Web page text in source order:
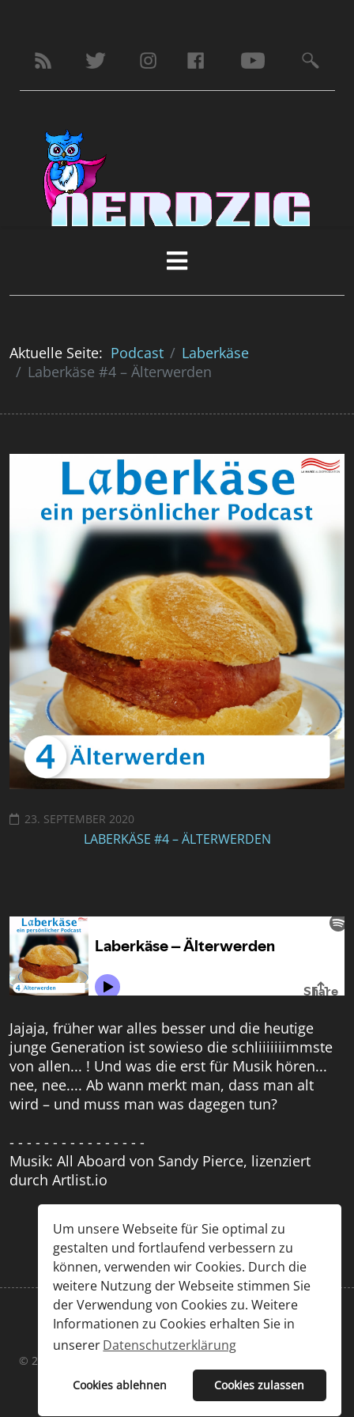
Um unsere Webseite für Sie optimal zu
gestalten und fortlaufend verbessern zu
können, verwenden wir Cookies. Durch die
weitere Nutzung der Webseite stimmen Sie
der Verwendung von Cookies zu. Weitere
Informationen zu Cookies erhalten Sie in
unsererDatenschutzerklärung
Cookies ablehnen Cookies zulassen
Aktuelle Seite: Podcast
Laberkäse
Laberkäse #4 – Älterwerden
23. SEPTEMBER 2020
LABERKÄSE #4 – ÄLTERWERDEN
Jajaja, früher war alles besser und die heutige
junge Generation ist sowieso die schliiiiiiimmste
von allen... ! Und was die erst für Musik hören...
nee, nee.... Ab wann merkt man, dass man alt
wird – und muss man was dagegen tun?
- - - - - - - - - - - - - - - -
Musik: All Aboard von Sandy Pierce, lizenziert
durch Artlist.io
Impressum Datenschutz
© 2026 Chris Großöhmigen & Sascha Kummer. Designed By
JoomShaper